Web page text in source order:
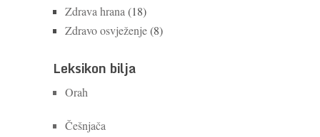
Zdrava hrana (18)
Zdravo osvježenje(8)
Leksikon bilja
Orah
Češnjača